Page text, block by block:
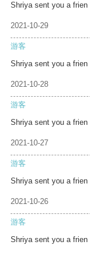
Shriya sent you a frien
2021-10-29
游客
Shriya sent you a frien
2021-10-28
游客
Shriya sent you a frien
2021-10-27
游客
Shriya sent you a frien
2021-10-26
游客
Shriya sent you a frien